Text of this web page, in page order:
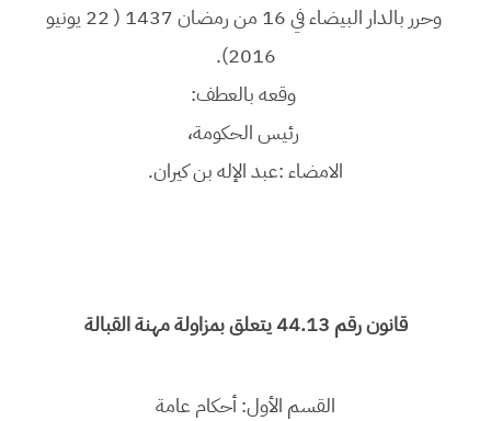
وحرر بالدار البيضاء في 16 من رمضان 1437 ( 22 يونيو
2016).
وقعه بالعطف:
رئيس الحكومة،
الامضاء :عبد الإله بن كيران.
قانون رقم 44.13 يتعلق بمزاولة مهنة القبالة
القسم الأول: أحكام عامة